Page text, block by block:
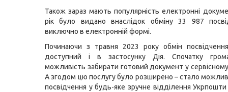
Також зараз мають популярність електронні
рік було видано внаслідок обміну 33 987
виключно в електронній формі.
Починаючи з травня 2023 року обмін
доступний і в застосунку Дія. Спочатку
можливість забирати готовий документ у
А згодом цю послугу було розширено – стало
посвідчення у будь-яке зручне відділення Укрпошти